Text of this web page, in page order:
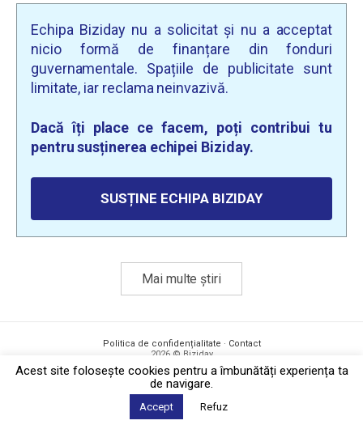
Echipa Biziday nu a solicitat și nu a acceptat
nicio formă de finanțare din fonduri
guvernamentale. Spațiile de publicitate sunt
limitate, iar reclama neinvazivă.
Dacă îți place ce facem, poți contribui tu
pentru susținerea echipei Biziday.
SUSȚINE ECHIPA BIZIDAY
Mai multe știri
Politica de confidențialitate · Contact
2026 © Biziday
Acest site foloseşte cookies pentru a îmbunătăți experiența ta
de navigare.
Accept Refuz